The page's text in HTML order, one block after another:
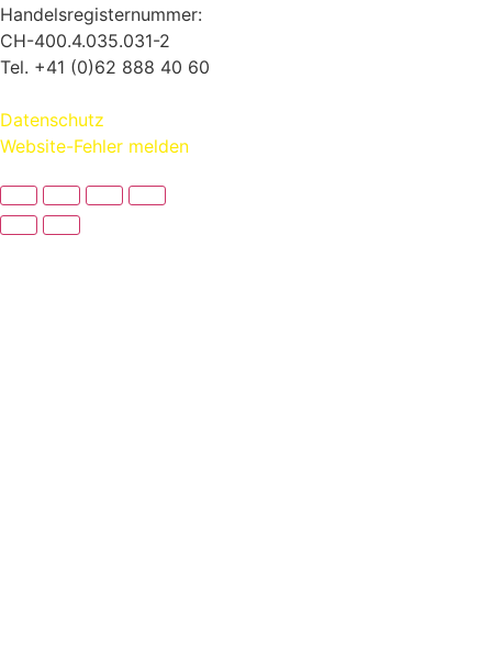
Handelsregisternummer:
CH-400.4.035.031-2
Tel. +41 (0)62 888 40 60
Datenschutz
Website-Fehler melden